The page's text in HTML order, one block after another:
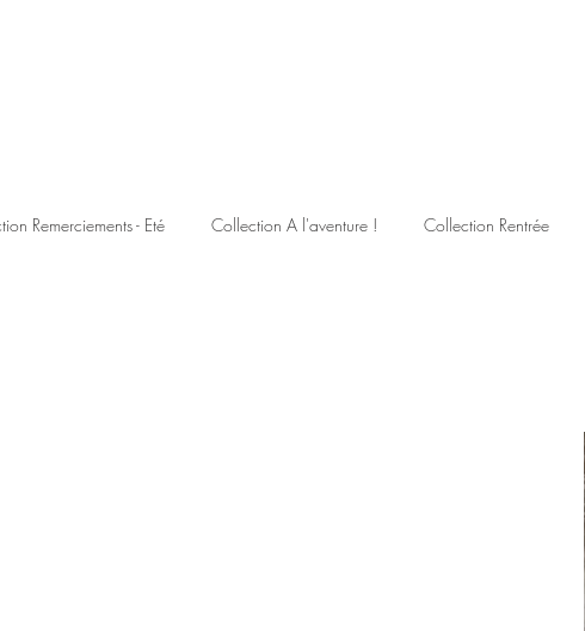
Remerciements - Eté Collection A l'aventure ! Collection Rentrée